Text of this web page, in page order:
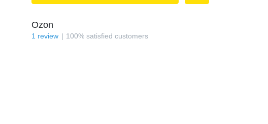
Ozon
1 review 100% satisfied customers